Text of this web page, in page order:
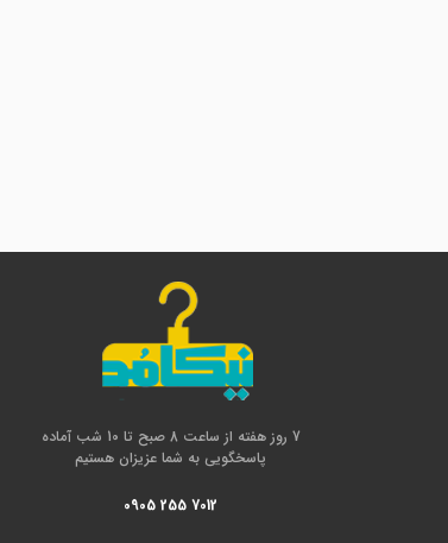
7 روز هفته از ساعت 8 صبح تا 10 شب آماده
پاسخگویی به شما عزیزان هستیم
0905 255 7012